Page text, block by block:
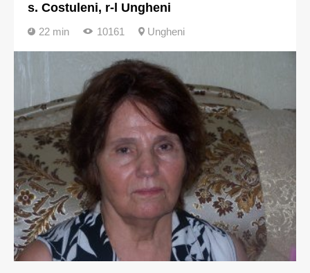
s. Costuleni, r-l Ungheni
22 min 10161 Ungheni